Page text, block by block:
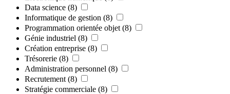
Data science (8)
Informatique de gestion (8)
Programmation orientée objet (8)
Génie industriel (8)
Création entreprise (8)
Trésorerie (8)
Administration personnel (8)
Recrutement (8)
Stratégie commerciale (8)